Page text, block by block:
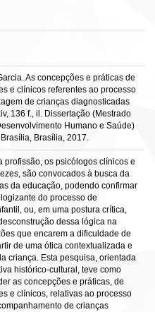
As concepções e práticas de
e clínicos referentes ao processo
de crianças diagnosticadas
136 f., il. Dissertação (Mestrado
Humano e Saúde)
Brasília, 2017.
profissão, os psicólogos clínicos e
são convocados à busca da
da educação, podendo confirmar
do processo de
ou, em uma postura crítica,
dessa lógica na
que encarem a dificuldade de
de uma ótica contextualizada e
criança. Esta pesquisa, orientada
histórico-cultural, teve como
as concepções e práticas, de
e clínicos, relativas ao processo
de crianças